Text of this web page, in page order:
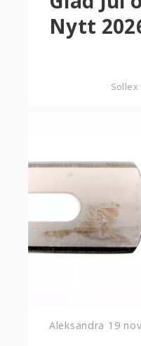
Nytt
Aleksandra 19